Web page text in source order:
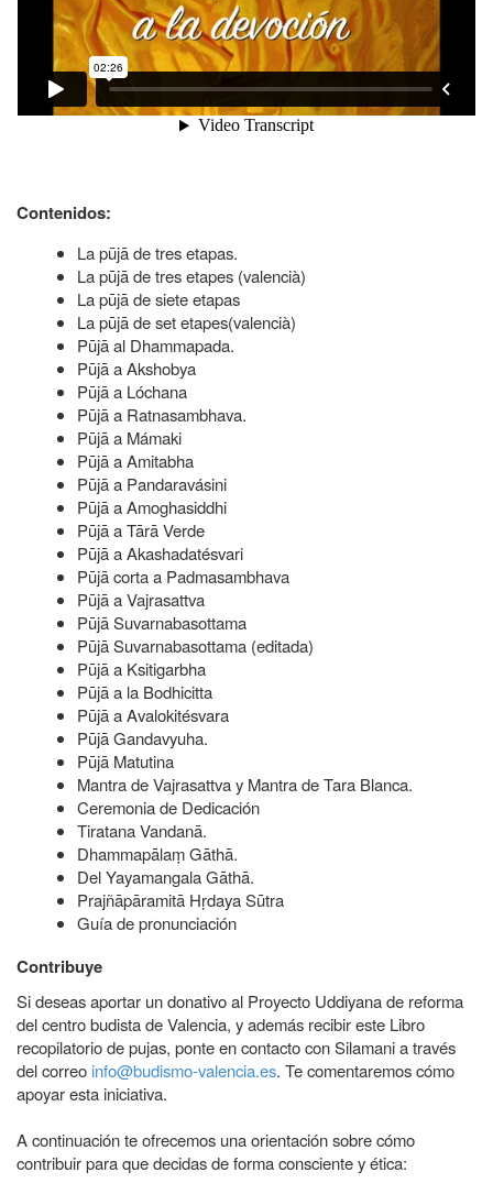
Contenidos:
La pūjā de tres etapas.
La pūjā de tres etapes (valencià)
La pūjā de siete etapas
La pūjā de set etapes(valencià)
Pūjā al Dhammapada.
Pūjā a Akshobya
Pūjā a Lóchana
Pūjā a Ratnasambhava.
Pūjā a Mámaki
Pūjā a Amitabha
Pūjā a Pandaravásini
Pūjā a Amoghasiddhi
Pūjā a Tārā Verde
Pūjā a Akashadatésvari
Pūjā corta a Padmasambhava
Pūjā a Vajrasattva
Pūjā Suvarnabasottama
Pūjā Suvarnabasottama (editada)
Pūjā a Ksitigarbha
Pūjā a la Bodhicitta
Pūjā a Avalokitésvara
Pūjā Gandavyuha.
Pūjā Matutina
Mantra de Vajrasattva y Mantra de Tara Blanca.
Ceremonia de Dedicación
Tiratana Vandanā.
Dhammapālaṃ Gāthā.
Del Yayamangala Gāthā.
Prajñāpāramitā Hṛdaya Sūtra
Guía de pronunciación
Contribuye
Si deseas aportar un donativo al Proyecto Uddiyanade reforma
del centro budista de Valencia, y además recibir este Libro
recopilatorio de pujas, ponte en contacto con Silamania través
del correo info@budismo-valencia.es. Te comentaremos cómo
apoyar esta iniciativa.
A continuación te ofrecemos una orientación sobre cómo
contribuir para que decidas de forma consciente y ética: